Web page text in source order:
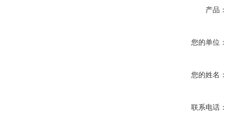
产品：
您的单位：
您的姓名：
联系电话：